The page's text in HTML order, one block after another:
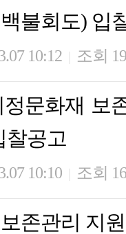
불회도) 입
10:12 조회
정문화재 보
찰공고
10:10 조회
존관리 지